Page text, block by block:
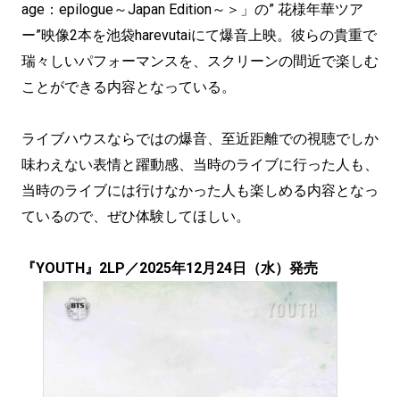
age：epilogue～Japan Edition～＞」の” 花様年華ツア
ー”映像2本を池袋harevutaiにて爆音上映。彼らの貴重で
瑞々しいパフォーマンスを、スクリーンの間近で楽しむ
ことができる内容となっている。
ライブハウスならではの爆音、至近距離での視聴でしか
味わえない表情と躍動感、当時のライブに行った人も、
当時のライブには行けなかった人も楽しめる内容となっ
ているので、ぜひ体験してほしい。
『YOUTH』2LP／2025年12月24日（水）発売